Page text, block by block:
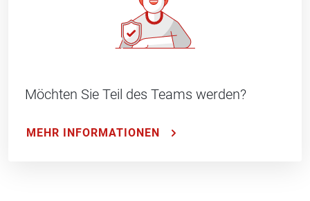
Möchten Sie Teil des Teams werden?
MEHR INFORMATIONEN